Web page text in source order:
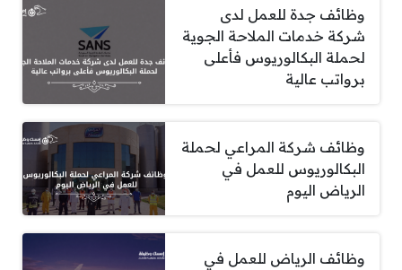
وظائف جدة للعمل لدى
شركة خدمات الملاحة الجوية
لحملة البكالوريوس فأعلى
برواتب عالية
وظائف شركة المراعي لحملة
البكالوريوس للعمل في
الرياض اليوم
وظائف الرياض للعمل في